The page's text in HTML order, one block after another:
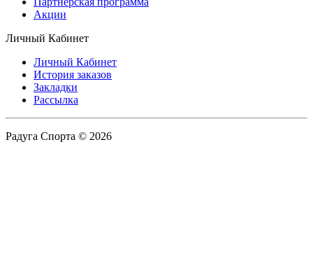
Акции
Личный Кабинет
Личный Кабинет
История заказов
Закладки
Рассылка
Радуга Спорта © 2026